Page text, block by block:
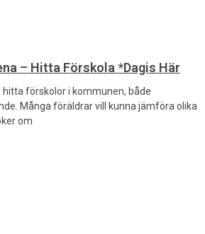
– Hitta Förskola *Dagis Här
hitta förskolor i kommunen, både
Många föräldrar vill kunna jämföra olika
om